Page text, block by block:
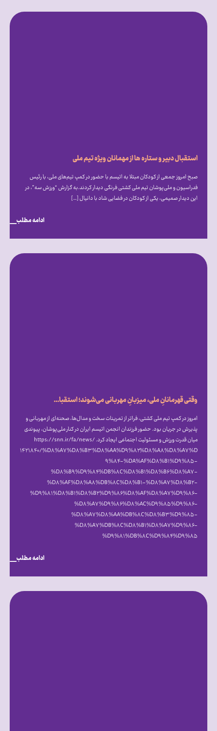
استقبال دبیر و ستاره ها از مهمانان ویژه تیم ملی
صبح امروز جمعی از کودکان مبتلا به اتیسم با حضور در کمپ تیم‌های ملی، با رئیس
فدراسیون و ملی‌پوشان تیم ملی کشتی فرنگی دیدار کردند.به گزارش “ورزش سه”، در
این دیدار صمیمی، یکی از کودکان در فضایی شاد با دانیال […]
ادامه مطلب
وقتی قهرمانانِ ملی، میزبانِ مهربانی می‌شوند؛ استقبال گرم علیرضا دبیر از فرزندان انجمن اتیسم ایران [همراه با فیلم]
امروز در کمپ تیم ملی کشتی، فراتر از تمرینات سخت و مدال‌ها، صحنه‌ای از مهربانی و
پذیرش در جریان بود. حضور فرزندان انجمن اتیسم ایران در کنار ملی‌پوشان، پیوندی
میان قدرت ورزش و مسئولیت اجتماعی ایجاد کرد. https://snn.ir/fa/news/
۱۴۲۱۸۴۰/%D۸%A۷%D۸%B۳%D۸%AA%D۹%۸۲%D۸%A۸%D۸%A۷%D
۹%۸۴-%DA%AF%D۸%B۱%D۹%۸۵-
%D۸%B۹%D۹%۸۴%DB%۸C%D۸%B۱%D۸%B۶%D۸%A۷-
%D۸%AF%D۸%A۸%DB%۸C%D۸%B۱-%D۸%A۷%D۸%B۲-
%D۹%۸۱%D۸%B۱%D۸%B۲%D۹%۸۶%D۸%AF%D۸%A۷%D۹%۸۶-
%D۸%A۷%D۹%۸۶%D۸%AC%D۹%۸۵%D۹%۸۶-
%D۸%A۷%D۸%AA%DB%۸C%D۸%B۳%D۹%۸۵-
%D۸%A۷%DB%۸C%D۸%B۱%D۸%A۷%D۹%۸۶-
%D۹%۸۱%DB%۸C%D۹%۸۴%D۹%۸۵
ادامه مطلب